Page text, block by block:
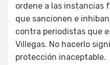
ordene a las instancias
que sancionen e
contra periodistas que
Villegas. No hacerlo
protección inaceptable.